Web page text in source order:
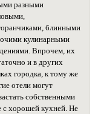
разными
блинными
кулинарными
Впрочем, их
и в других
городка, к тому же
отели могут
собственными
с хорошей кухней. Не